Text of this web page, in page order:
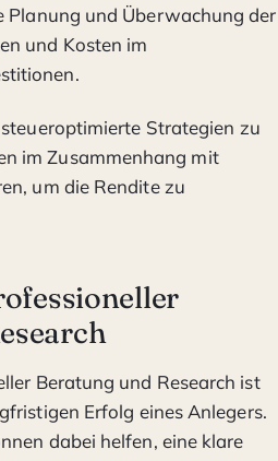
Planung und Überwachung der
und Kosten im
Strategien zu
im Zusammenhang mit
um die Rendite zu
Beratung und Research ist
Erfolg eines Anlegers.
dabei helfen, eine klare